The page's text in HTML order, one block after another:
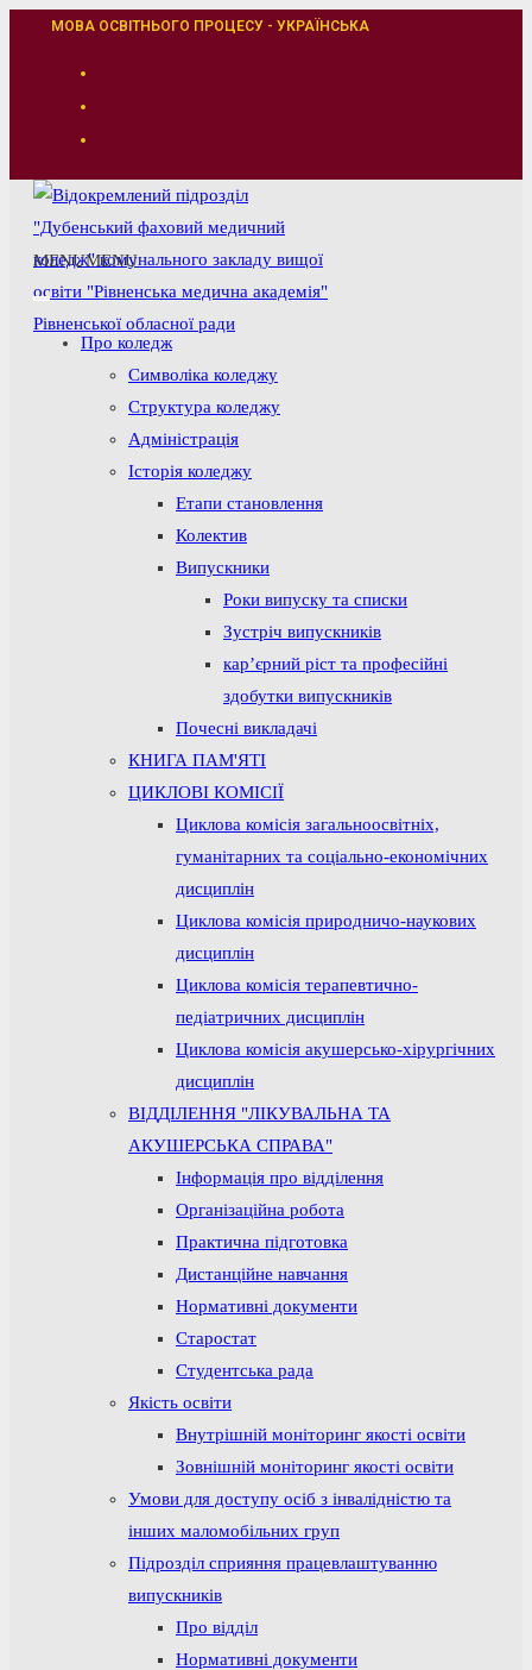
ПерейтиМОВА ОСВІТНЬОГО ПРОЦЕСУ - УКРАЇНСЬКА
MENUMENU
Про коледж
Символіка коледжу
Структура коледжу
Адміністрація
Історія коледжу
Етапи становлення
Колектив
Випускники
Роки випуску та списки
Зустріч випускників
кар’єрний ріст та професійні
здобутки випускників
Почесні викладачі
КНИГА ПАМ'ЯТІ
ЦИКЛОВІ КОМІСІЇ
Циклова комісія загальноосвітніх,
гуманітарних та соціально-економічних
дисциплін
Циклова комісія природничо-наукових
дисциплін
Циклова комісія терапевтично-
педіатричних дисциплін
Циклова комісія акушерсько-хірургічних
дисциплін
ВІДДІЛЕННЯ "ЛІКУВАЛЬНА ТА
АКУШЕРСЬКА СПРАВА"
Інформація про відділення
Організаційна робота
Практична підготовка
Дистанційне навчання
Нормативні документи
Старостат
Студентська рада
Якість освіти
Внутрішній моніторинг якості освіти
Зовнішній моніторинг якості освіти
Умови для доступу осіб з інвалідністю та
інших маломобільних груп
Підрозділ сприяння працевлаштуванню
випускників
Про відділ
Нормативні документи